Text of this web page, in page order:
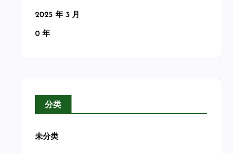
2025 年 3 月
0 年
分类
未分类